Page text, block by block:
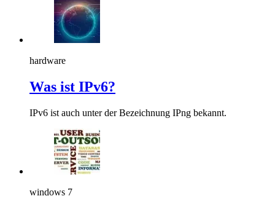
hardware
Was ist IPv6?
IPv6 ist auch unter der Bezeichnung IPng bekannt.
windows 7